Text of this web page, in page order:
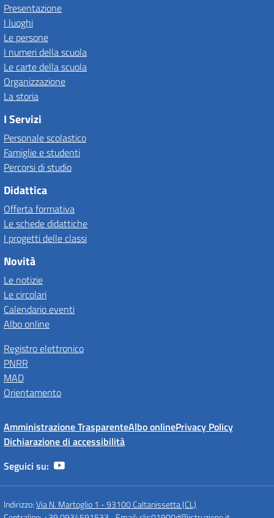
Presentazione
I luoghi
Le persone
I numeri della scuola
Le carte della scuola
Organizzazione
La storia
I Servizi
Personale scolastico
Famiglie e studenti
Percorsi di studio
Didattica
Offerta formativa
Le schede didattiche
I progetti delle classi
Novità
Le notizie
Le circolari
Calendario eventi
Albo online
Registro elettronico
PNRR
MAD
Orientamento
Amministrazione TrasparenteAlbo onlinePrivacy Policy
Dichiarazione di accessibilità
Seguici su:
Indirizzo:Via N. Martoglio 1 - 93100 Caltanissetta (CL)